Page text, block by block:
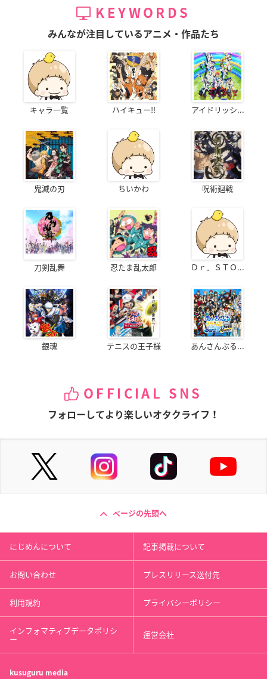
KEYWORDS
みんなが注目しているアニメ・作品たち
キャラ一覧 ハイキュー!! アイドリッシ...
鬼滅の刃 ちいかわ 呪術廻戦
刀剣乱舞 忍たま乱太郎 Ｄｒ．ＳＴＯ...
銀魂 テニスの王子様 あんさんぶる...
OFFICIAL SNS
フォローしてより楽しいオタクライフ！
ページの先頭へ
にじめんについて 記事掲載について
お問い合わせ プレスリリース送付先
利用規約 プライバシーポリシー
インフォマティブデータポリシ
ー 運営会社
kusuguru media